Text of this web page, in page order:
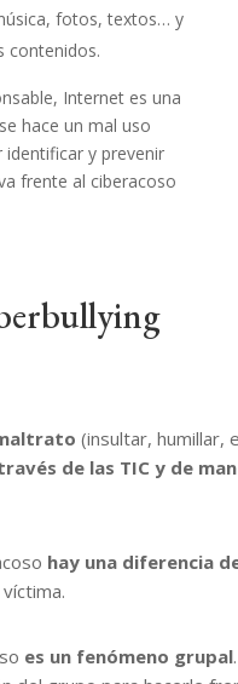
fotos, textos… y
contenidos.
Internet es una
hace un mal uso
identificar y prevenir
frente al ciberacoso
(insultar, humillar,
de las TIC y de
hay una diferencia
es un fenómeno grupal